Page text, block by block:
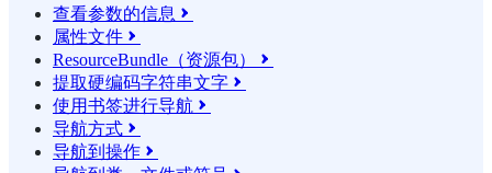
查看参数的信息 
属性文件 
ResourceBundle（资源包） 
提取硬编码字符串文字 
使用书签进行导航 
导航方式 
导航到操作 